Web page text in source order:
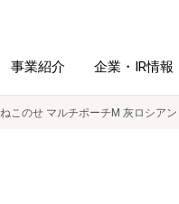
事業紹介 企業・IR情報
ねこのせ マルチポーチM 灰ロシアン